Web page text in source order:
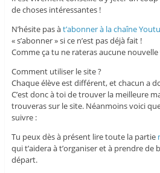
de choses intéressantes !
N’hésite pas àt’abonner à la chaîne
« s’abonner » si ce n’est pas déjà fait !
Comme ça tu ne rateras aucune
Comment utiliser le site ?
Chaque élève est différent, et chacun a
C’est donc à toi de trouver la meilleure
trouveras sur le site. Néanmoins voici
suivre :
Tu peux dès à présent lire toute la partie
qui t’aidera à t’organiser et à prendre de
départ.